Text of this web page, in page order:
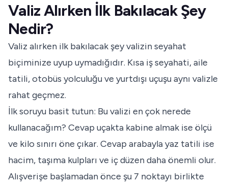
Valiz Alırken İlk Bakılacak Şey
Nedir?
Valiz alırken ilk bakılacak şey valizin seyahat
biçiminize uyup uymadığıdır. Kısa iş seyahati, aile
tatili, otobüs yolculuğu ve yurtdışı uçuşu aynı valizle
rahat geçmez.
İlk soruyu basit tutun: Bu valizi en çok nerede
kullanacağım? Cevap uçakta kabine almak ise ölçü
ve kilo sınırı öne çıkar. Cevap arabayla yaz tatili ise
hacim, taşıma kulpları ve iç düzen daha önemli olur.
Alışverişe başlamadan önce şu 7 noktayı birlikte